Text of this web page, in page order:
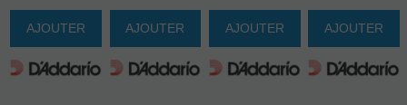
AJOUTER AJOUTER AJOUTER AJOUTER